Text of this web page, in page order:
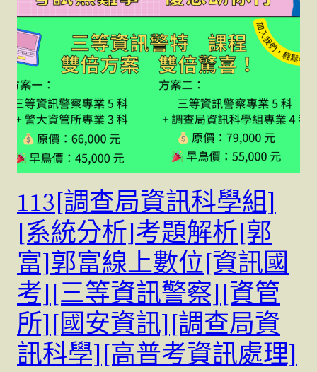
113[調查局資訊科學組]
[系統分析]考題解析[郭
富]郭富線上數位[資訊國
考][三等資訊警察][資管
所][國安資訊][調查局資
訊科學][高普考資訊處理]